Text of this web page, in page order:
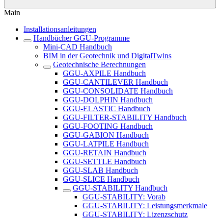
Main
Installationsanleitungen
Handbücher GGU-Programme
Mini-CAD Handbuch
BIM in der Geotechnik und DigitalTwins
Geotechnische Berechnungen
GGU-AXPILE Handbuch
GGU-CANTILEVER Handbuch
GGU-CONSOLIDATE Handbuch
GGU-DOLPHIN Handbuch
GGU-ELASTIC Handbuch
GGU-FILTER-STABILITY Handbuch
GGU-FOOTING Handbuch
GGU-GABION Handbuch
GGU-LATPILE Handbuch
GGU-RETAIN Handbuch
GGU-SETTLE Handbuch
GGU-SLAB Handbuch
GGU-SLICE Handbuch
GGU-STABILITY Handbuch
GGU-STABILITY: Vorab
GGU-STABILITY: Leistungsmerkmale
GGU-STABILITY: Lizenzschutz